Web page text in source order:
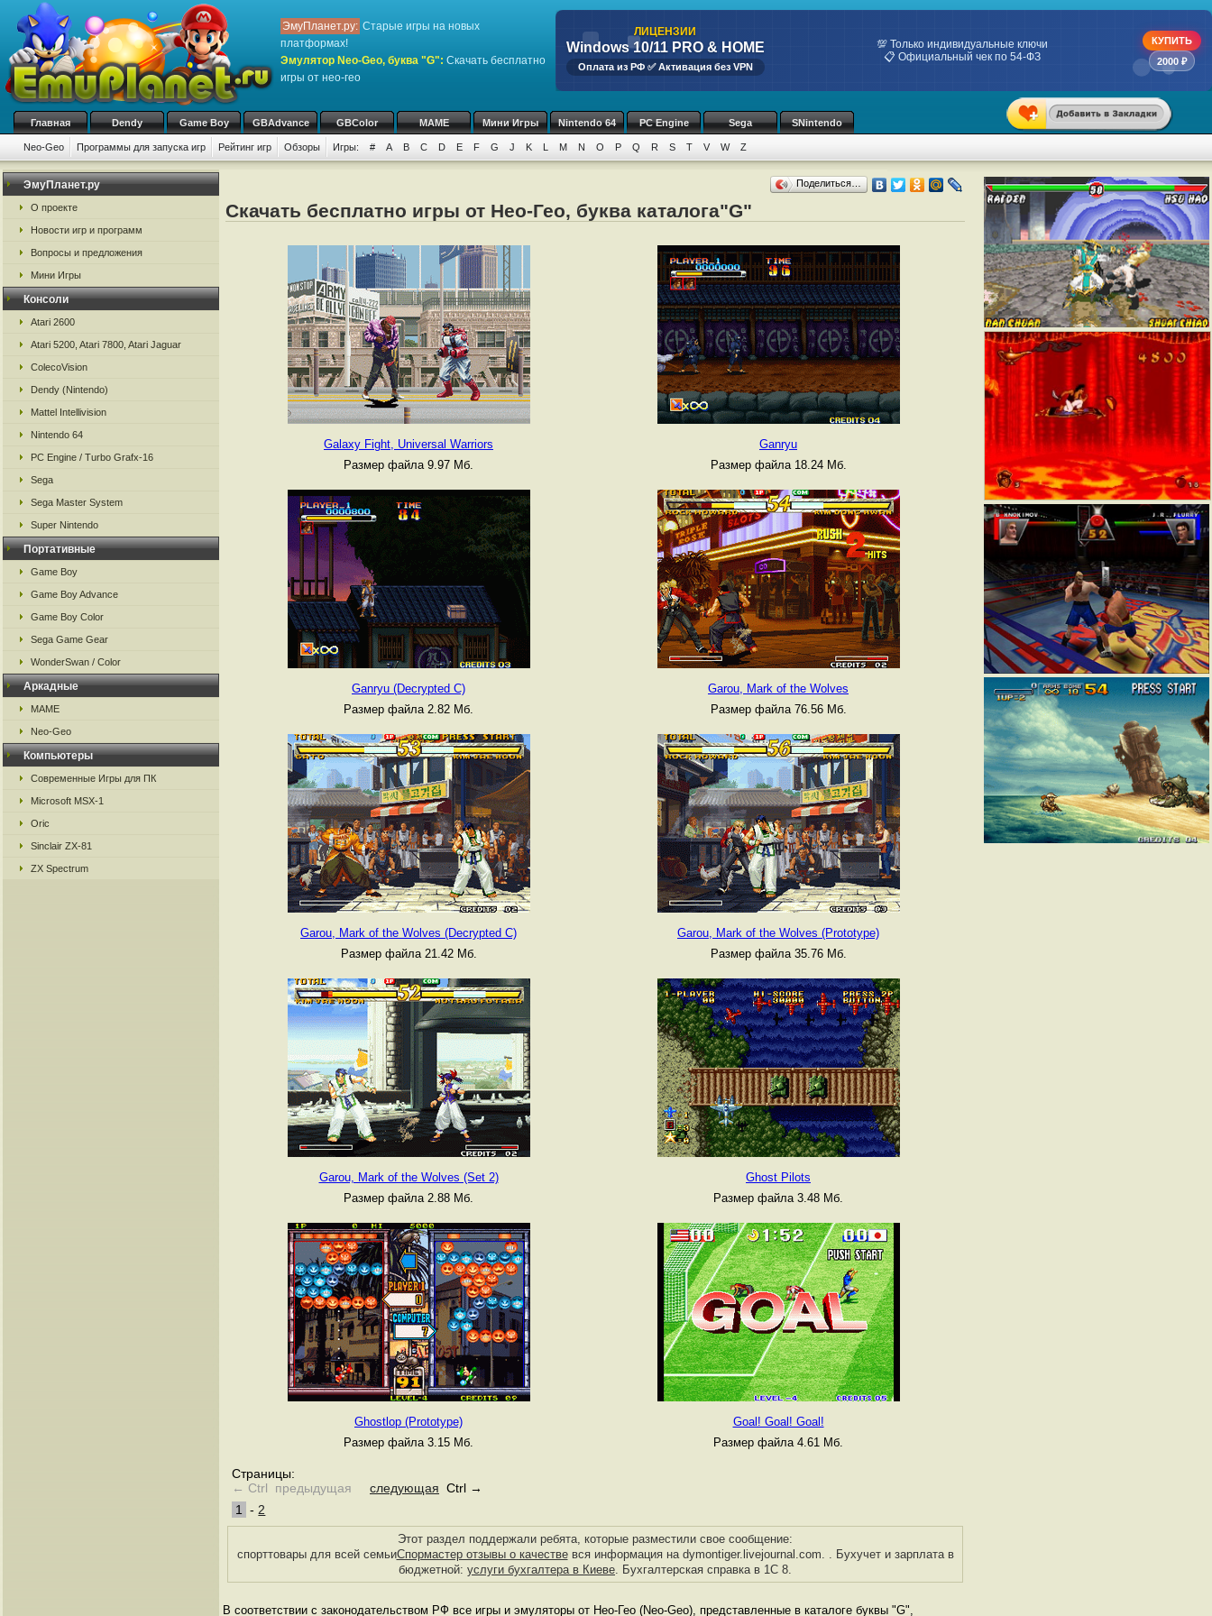
ЭмуПланет.ру: Старые игры на новых
платформах!
Эмулятор Neo-Geo, буква "G": Скачать бесплатно
игры от нео-гео
ЛИЦЕНЗИИ
Windows 10/11 PRO & HOME
Оплата из РФ ✅ Активация без VPN
💯 Только индивидуальные ключи
📋 Официальный чек по 54-ФЗ
КУПИТЬ
2000 ₽
Главная Dendy Game Boy GBAdvance GBColor MAME Мини Игры Nintendo 64 PC Engine Sega SNintendo
Neo-Geo Программы для запуска игр Рейтинг игр Обзоры Игры: # A B C D E F G J K L M N O P Q R S T V W Z
ЭмуПланет.ру
О проекте
Новости игр и программ
Вопросы и предложения
Мини Игры
Консоли
Atari 2600
Atari 5200, Atari 7800, Atari Jaguar
ColecoVision
Dendy (Nintendo)
Mattel Intellivision
Nintendo 64
PC Engine / Turbo Grafx-16
Sega
Sega Master System
Super Nintendo
Портативные
Game Boy
Game Boy Advance
Game Boy Color
Sega Game Gear
WonderSwan / Color
Аркадные
MAME
Neo-Geo
Компьютеры
Современные Игры для ПК
Microsoft MSX-1
Oric
Sinclair ZX-81
ZX Spectrum
Поделиться…
Скачать бесплатно игры от Нео-Гео, буква каталога"G"
Galaxy Fight, Universal Warriors
Размер файла 9.97 Мб.
Ganryu
Размер файла 18.24 Мб.
Ganryu (Decrypted C)
Размер файла 2.82 Мб.
Garou, Mark of the Wolves
Размер файла 76.56 Мб.
Garou, Mark of the Wolves (Decrypted C)
Размер файла 21.42 Мб.
Garou, Mark of the Wolves (Prototype)
Размер файла 35.76 Мб.
Garou, Mark of the Wolves (Set 2)
Размер файла 2.88 Мб.
Ghost Pilots
Размер файла 3.48 Мб.
Ghostlop (Prototype)
Размер файла 3.15 Мб.
Goal! Goal! Goal!
Размер файла 4.61 Мб.
Страницы:
← Ctrl предыдущая
следующая Ctrl →
1
- 2
Этот раздел поддержали ребята, которые разместили свое сообщение:
спорттовары для всей семьиСпормастер отзывы о качествевся информация на dymontiger.livejournal.com. . Бухучет и зарплата в
бюджетной: услуги бухгалтера в Киеве. Бухгалтерская справка в 1С 8.
В соответствии с законодательством РФ все игры и эмуляторы от Нео-Гео (Neo-Geo), представленные в каталоге буквы "G",